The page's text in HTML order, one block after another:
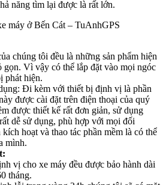
năng tìm lại được là rất lớn.
máy ở Bến Cát – TuAnhGPS
chúng tôi đều là những sản phẩm hiện
gọn. Vì vậy có thể lắp đặt vào mọi ngóc
phát hiện.
Đi kèm với thiết bị định vị là phần
được cài đặt trên điện thoại của quý
được thiết kế rất đơn giản, sử dụng
dễ sử dụng, phù hợp với mọi đối
hoạt và thao tác phần mềm là có thể
mình.
vị cho xe máy đều được bảo hành dài
tháng.